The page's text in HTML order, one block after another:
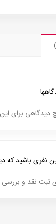
دیدگاهی برای
نفری باشید که
ثبت نقد و بررسی